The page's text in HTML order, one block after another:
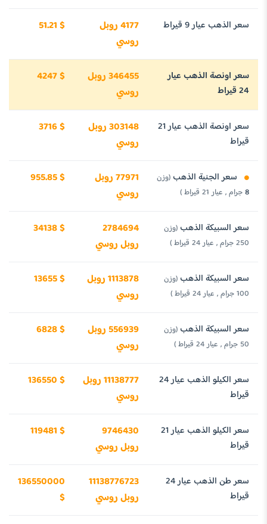
سعر الذهب عيار 9 قيراط
4177 روبل
روسي
51.21 $
سعر اونصة الذهب عيار
24 قيراط
346455 روبل
روسي
4247 $
سعر اونصة الذهب عيار 21
قيراط
303148 روبل
روسي
3716 $
سعر الجنية الذهب (وزن
8 جرام , عيار 21 قيراط )
77971 روبل
روسي
955.85 $
سعر السبيكة الذهب (وزن
250 جرام , عيار 24 قيراط )
2784694
روبل روسي
34138 $
سعر السبيكة الذهب (وزن
100 جرام , عيار 24 قيراط )
1113878 روبل
روسي
13655 $
سعر السبيكة الذهب (وزن
50 جرام , عيار 24 قيراط )
556939 روبل
روسي
6828 $
سعر الكيلو الذهب عيار 24
قيراط
11138777 روبل
روسي
136550 $
سعر الكيلو الذهب عيار 21
قيراط
9746430
روبل روسي
119481 $
سعر طن الذهب عيار 24
قيراط
11138776723
روبل روسي
136550000
$